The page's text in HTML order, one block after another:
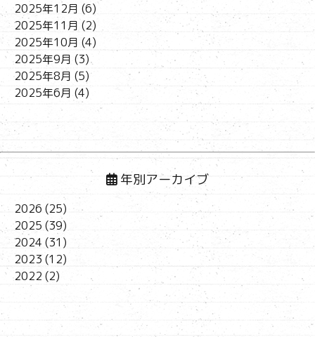
2025年12月 (6)
2025年11月 (2)
2025年10月 (4)
2025年9月 (3)
2025年8月 (5)
2025年6月 (4)
年別アーカイブ
2026 (25)
2025 (39)
2024 (31)
2023 (12)
2022 (2)